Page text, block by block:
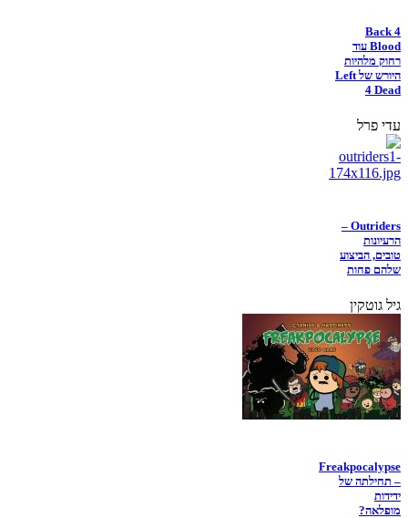
Back 4
Blood עוד
רחוק מלהיות
היורש של Left
4 Dead
עדי פרל
Outriders –
הרעיונות
טובים, הביצוע
שלהם פחות
גיל גוטקין
Freakpocalypse
– תחילתה של
ידידות
מופלאה?